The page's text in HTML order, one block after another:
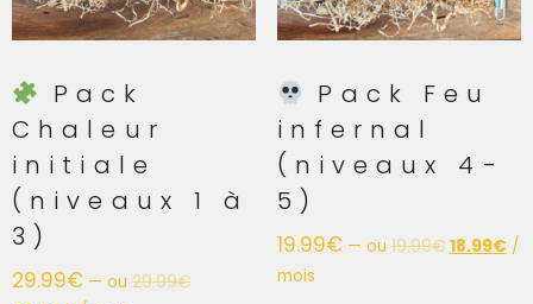
Pack
Chaleur
initiale
(niveaux 1 à
3)
29.99€ — ou 29.99€
Pack Feu
infernal
(niveaux 4-
5)
19.99€ — ou19.99€ 18.99€ /
mois